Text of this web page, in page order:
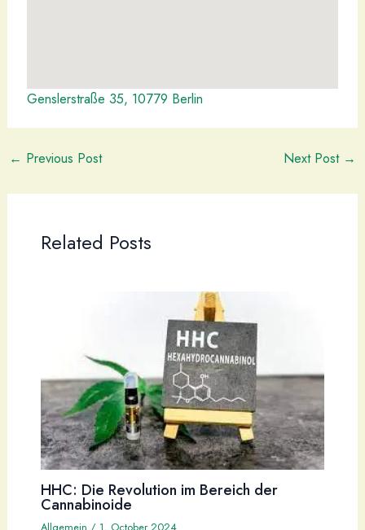
Genslerstraße 35, 10779 Berlin
← Previous Post Next Post →
Related Posts
HHC: Die Revolution im Bereich der
Cannabinoide